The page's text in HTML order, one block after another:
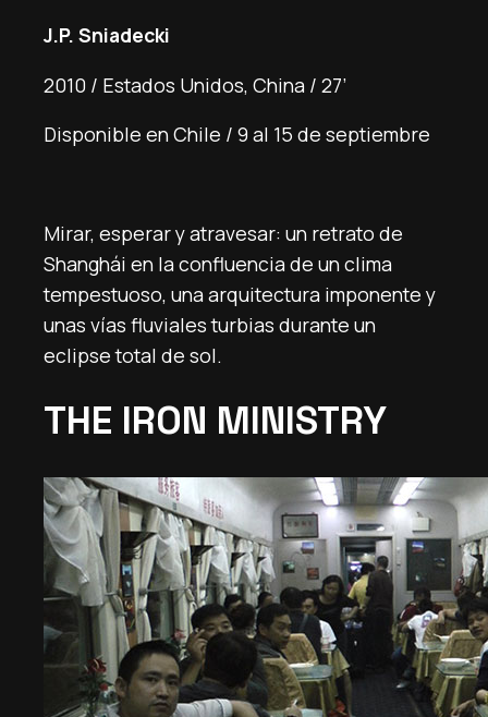
J.P. Sniadecki
2010 / Estados Unidos, China / 27’
Disponible en Chile / 9 al 15 de septiembre
Mirar, esperar y atravesar: un retrato de
Shanghái en la confluencia de un clima
tempestuoso, una arquitectura imponente y
unas vías fluviales turbias durante un
eclipse total de sol.
THE IRON MINISTRY